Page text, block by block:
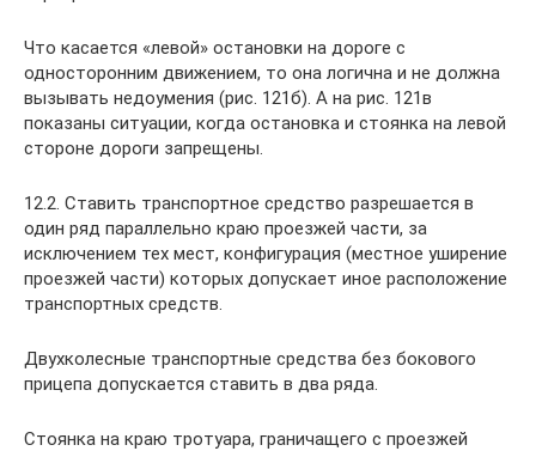
Что касается «левой» остановки на дороге с
односторонним движением, то она логична и не должна
вызывать недоумения (рис. 121б). А на рис. 121в
показаны ситуации, когда остановка и стоянка на левой
стороне дороги запрещены.
12.2. Ставить транспортное средство разрешается в
один ряд параллельно краю проезжей части, за
исключением тех мест, конфигурация (местное уширение
проезжей части) которых допускает иное расположение
транспортных средств.
Двухколесные транспортные средства без бокового
прицепа допускается ставить в два ряда.
Стоянка на краю тротуара, граничащего с проезжей